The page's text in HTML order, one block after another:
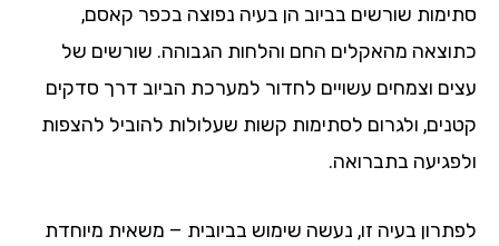
שורשים בביוב הן בעיה נפוצה בכפר קאסם,
מהאקלים החם והלחות הגבוהה. שורשים של
וצמחים עשויים לחדור למערכת הביוב דרך סדקים
ולגרום לסתימות קשות שעלולות להוביל להצפות
בתברואה.
בעיה זו, נעשה שימוש בביובית – משאית מיוחדת